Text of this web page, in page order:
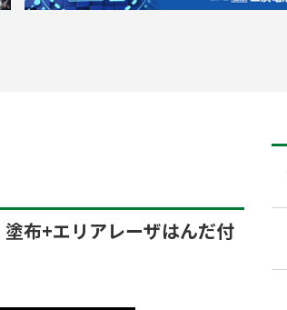
布+エリアレーザはんだ付